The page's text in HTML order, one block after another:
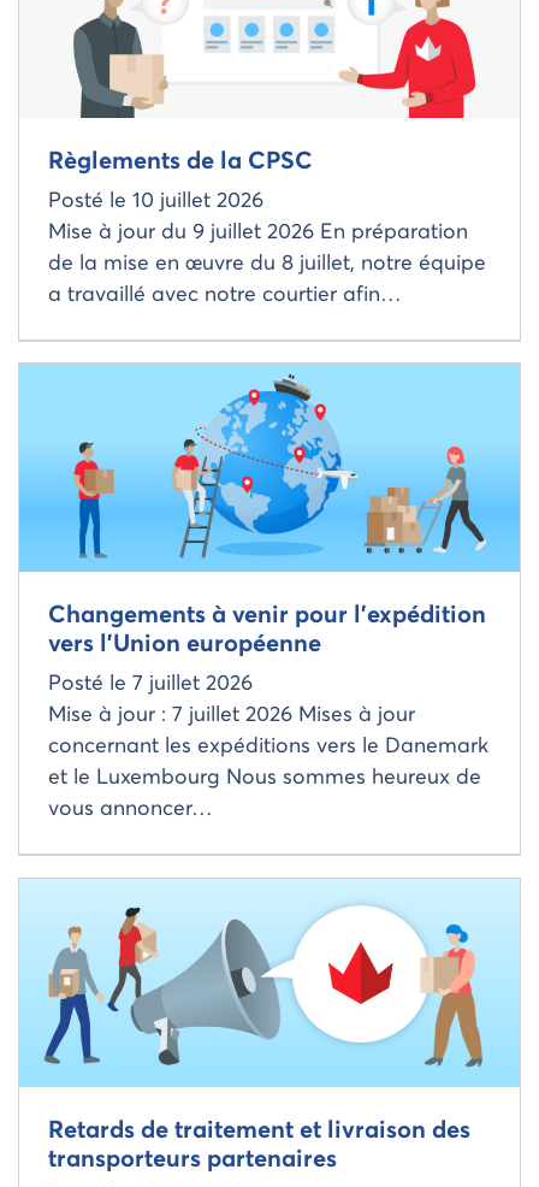
Règlements de la CPSC
Posté le 10 juillet 2026
Mise à jour du 9 juillet 2026 En préparation
de la mise en œuvre du 8 juillet, notre équipe
a travaillé avec notre courtier afin…
Changements à venir pour l’expédition
vers l’Union européenne
Posté le 7 juillet 2026
Mise à jour : 7 juillet 2026 Mises à jour
concernant les expéditions vers le Danemark
et le Luxembourg Nous sommes heureux de
vous annoncer…
Retards de traitement et livraison des
transporteurs partenaires